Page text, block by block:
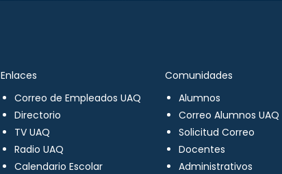
Enlaces
Correo de Empleados UAQ
Directorio
TV UAQ
Radio UAQ
Calendario Escolar
Comunidades
Alumnos
Correo Alumnos UAQ
Solicitud Correo
Docentes
Administrativos